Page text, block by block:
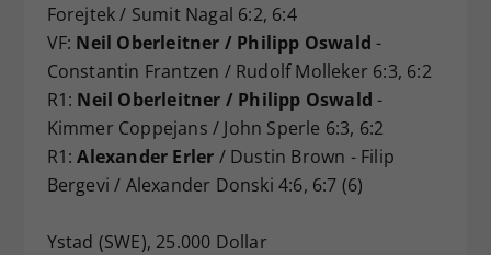
Forejtek / Sumit Nagal 6:2, 6:4
VF: Neil Oberleitner / Philipp Oswald -
Constantin Frantzen / Rudolf Molleker 6:3, 6:2
R1: Neil Oberleitner / Philipp Oswald -
Kimmer Coppejans / John Sperle 6:3, 6:2
R1:Alexander Erler / Dustin Brown - Filip
Bergevi / Alexander Donski 4:6, 6:7 (6)
Ystad (SWE), 25.000 Dollar